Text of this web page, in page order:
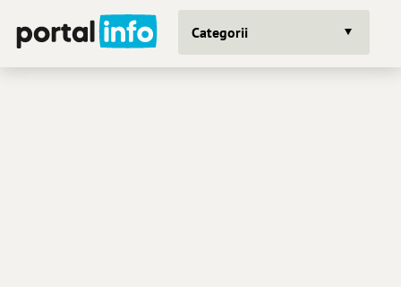
Categorii